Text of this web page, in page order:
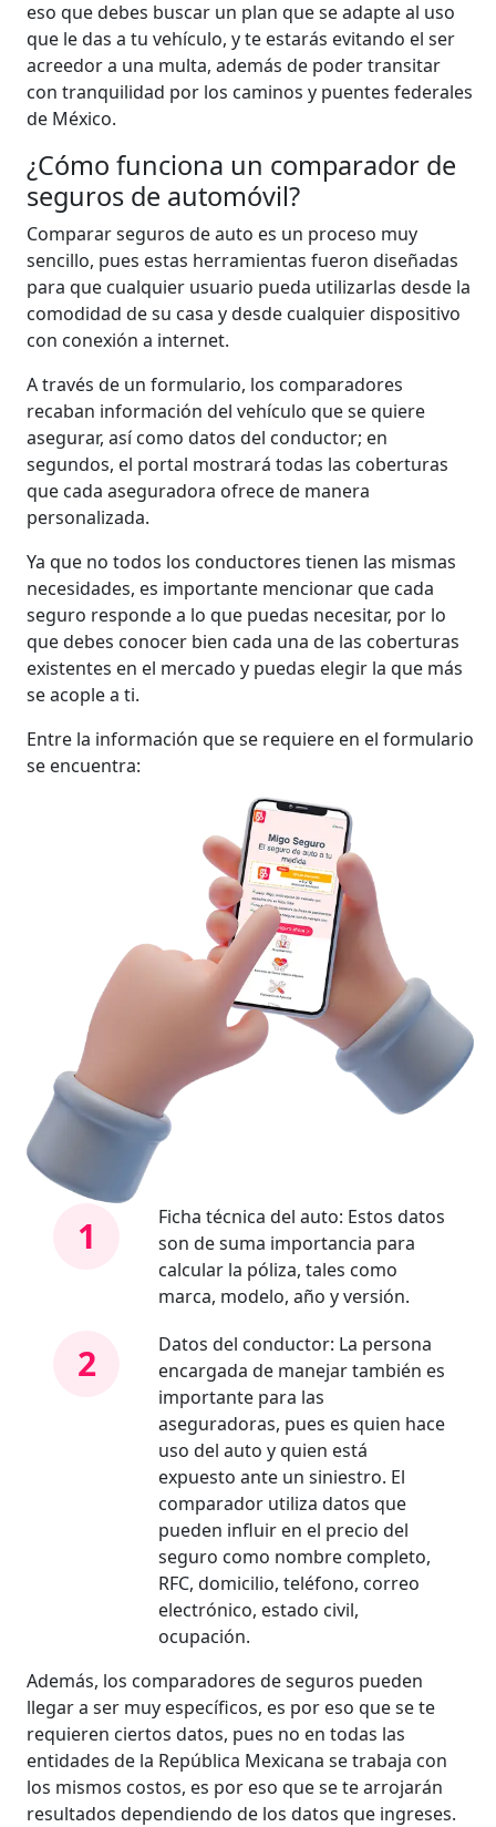
eso que debes buscar un plan que se adapte al uso
que le das a tu vehículo, y te estarás evitando el ser
acreedor a una multa, además de poder transitar
con tranquilidad por los caminos y puentes federales
de México.
¿Cómo funciona un comparador de
seguros de automóvil?
Comparar seguros de auto es un proceso muy
sencillo, pues estas herramientas fueron diseñadas
para que cualquier usuario pueda utilizarlas desde la
comodidad de su casa y desde cualquier dispositivo
con conexión a internet.
A través de un formulario, los comparadores
recaban información del vehículo que se quiere
asegurar, así como datos del conductor; en
segundos, el portal mostrará todas las coberturas
que cada aseguradora ofrece de manera
personalizada.
Ya que no todos los conductores tienen las mismas
necesidades, es importante mencionar que cada
seguro responde a lo que puedas necesitar, por lo
que debes conocer bien cada una de las coberturas
existentes en el mercado y puedas elegir la que más
se acople a ti.
Entre la información que se requiere en el formulario
se encuentra:
1
Ficha técnica del auto: Estos datos
son de suma importancia para
calcular la póliza, tales como
marca, modelo, año y versión.
2
Datos del conductor: La persona
encargada de manejar también es
importante para las
aseguradoras, pues es quien hace
uso del auto y quien está
expuesto ante un siniestro. El
comparador utiliza datos que
pueden influir en el precio del
seguro como nombre completo,
RFC, domicilio, teléfono, correo
electrónico, estado civil,
ocupación.
Además, los comparadores de seguros pueden
llegar a ser muy específicos, es por eso que se te
requieren ciertos datos, pues no en todas las
entidades de la República Mexicana se trabaja con
los mismos costos, es por eso que se te arrojarán
resultados dependiendo de los datos que ingreses.